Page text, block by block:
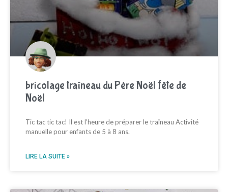
bricolage traîneau du Père Noël fête de
Noël
Tic tac tic tac! Il est l’heure de préparer le traîneau Activité
manuelle pour enfants de 5 à 8 ans.
LIRE LA SUITE »